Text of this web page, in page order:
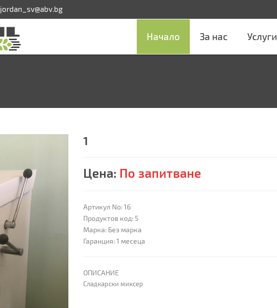
jordan_sv@abv.bg
Начало За нас Услуги
1
Цена: По запитване
Артикул No: 16
Продуктов код: 5
Марка: Без марка
Гаранция: 1 месеца
ОПИСАНИЕ
Сладкарски миксер